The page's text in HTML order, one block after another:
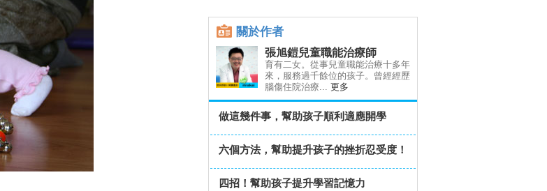
關於作者
張旭鎧兒童職能治療師
育有二女。從事兒童職能治療十多年
來，服務過千餘位的孩子。曾經經歷
腦傷住院治療... 更多
做這幾件事，幫助孩子順利適應開學
六個方法，幫助提升孩子的挫折忍受度！
四招！幫助孩子提升學習記憶力